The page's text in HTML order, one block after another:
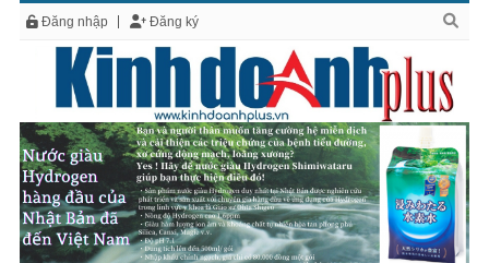
Đăng nhập Đăng ký